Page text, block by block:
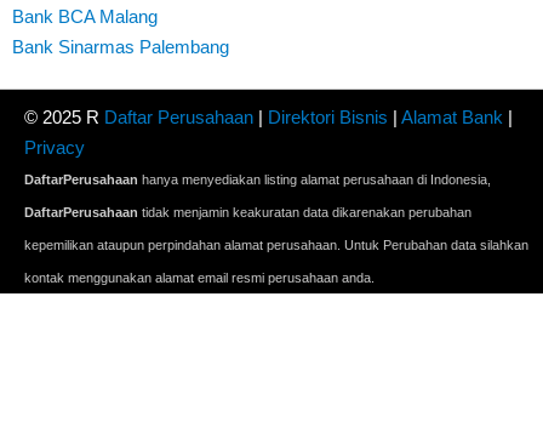
Bank BCA Malang
Bank Sinarmas Palembang
© 2025 R Daftar Perusahaan | Direktori Bisnis | Alamat Bank |
Privacy
DaftarPerusahaan hanya menyediakan listing alamat perusahaan di Indonesia,
DaftarPerusahaan tidak menjamin keakuratan data dikarenakan perubahan
kepemilikan ataupun perpindahan alamat perusahaan. Untuk Perubahan data silahkan
kontak menggunakan alamat email resmi perusahaan anda.